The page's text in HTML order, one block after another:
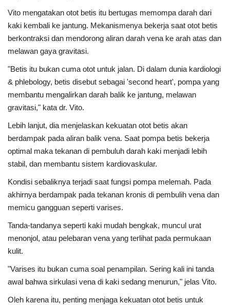
Vito mengatakan otot betis itu bertugas memompa darah dari
kaki kembali ke jantung. Mekanismenya bekerja saat otot betis
berkontraksi dan mendorong aliran darah vena ke arah atas dan
melawan gaya gravitasi.
"Betis itu bukan cuma otot untuk jalan. Di dalam dunia kardiologi
& phlebology, betis disebut sebagai 'second heart', pompa yang
membantu mengalirkan darah balik ke jantung, melawan
gravitasi," kata dr. Vito.
Lebih lanjut, dia menjelaskan kekuatan otot betis akan
berdampak pada aliran balik vena. Saat pompa betis bekerja
optimal maka tekanan di pembuluh darah kaki menjadi lebih
stabil, dan membantu sistem kardiovaskular.
Kondisi sebaliknya terjadi saat fungsi pompa melemah. Pada
akhirnya berdampak pada tekanan kronis di pembulih vena dan
memicu gangguan seperti varises.
Tanda-tandanya seperti kaki mudah bengkak, muncul urat
menonjol, atau pelebaran vena yang terlihat pada permukaan
kulit.
"Varises itu bukan cuma soal penampilan. Sering kali ini tanda
awal bahwa sirkulasi vena di kaki sedang menurun," jelas Vito.
Oleh karena itu, penting menjaga kekuatan otot betis untuk